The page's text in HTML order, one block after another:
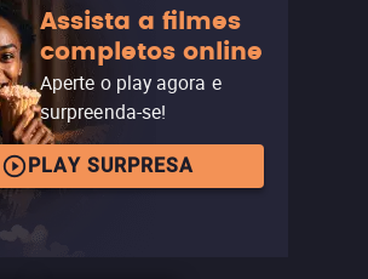
Assista a filmes
completos online
Aperte o play agora e
surpreenda-se!
PLAY SURPRESA